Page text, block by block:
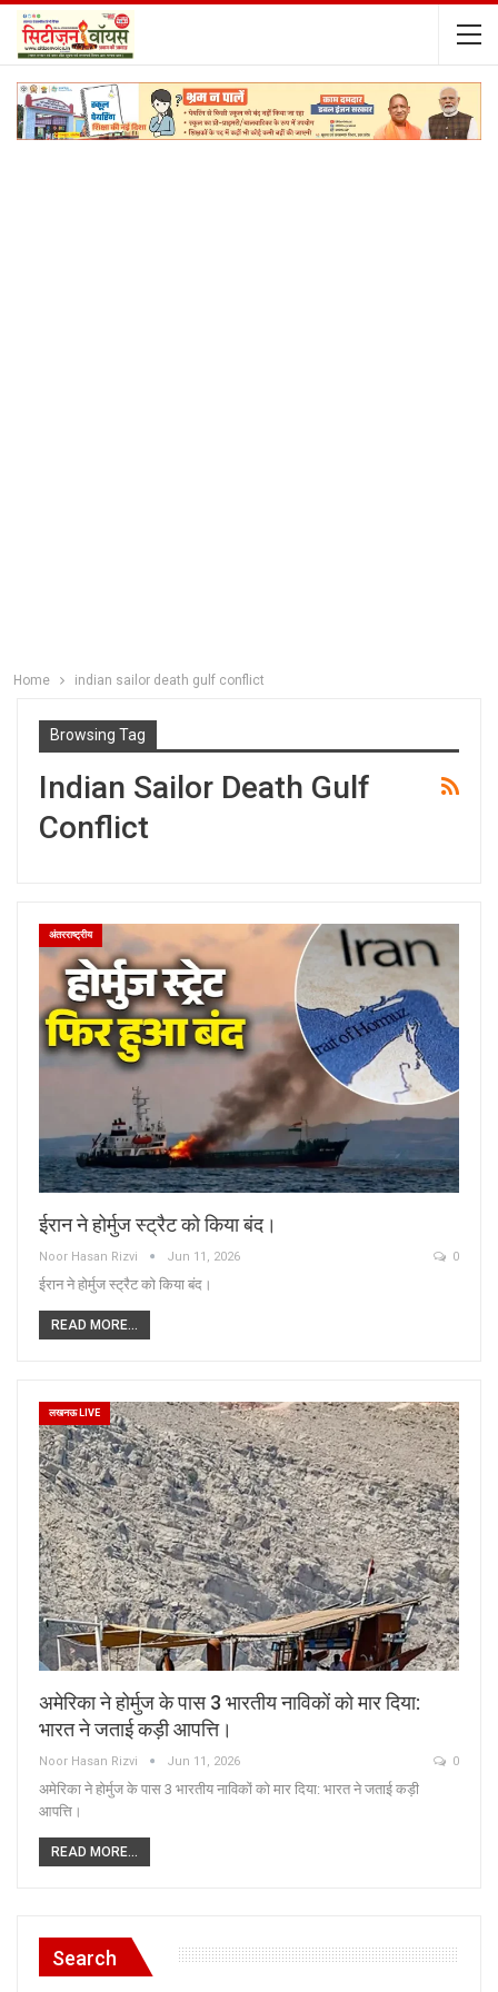
Home indian sailor death gulf conflict
Browsing Tag
Indian Sailor Death Gulf
Conflict
अंतरराष्ट्रीय
ईरान ने होर्मुज स्ट्रैट को किया बंद।
Noor Hasan Rizvi Jun 11, 2026 0
ईरान ने होर्मुज स्ट्रैट को किया बंद।
READ MORE...
लखनऊ LIVE
अमेरिका ने होर्मुज के पास 3 भारतीय नाविकों को मार द‍िया:
भारत ने जताई कड़ी आपत्ति।
Noor Hasan Rizvi Jun 11, 2026 0
अमेरिका ने होर्मुज के पास 3 भारतीय नाविकों को मार द‍िया: भारत ने जताई कड़ी
आपत्ति।
READ MORE...
Search